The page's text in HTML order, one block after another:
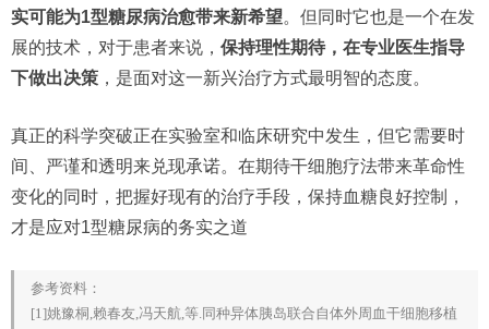
实可能为1型糖尿病治愈带来新希望。但同时它也是一个在发
展的技术，对于患者来说， 保持理性期待，在专业医生指导
下做出决策 ，是面对这一新兴治疗方式最明智的态度。
真正的科学突破正在实验室和临床研究中发生，但它需要时
间、严谨和透明来兑现承诺。在期待干细胞疗法带来革命性
变化的同时，把握好现有的治疗手段，保持血糖良好控制，
才是应对1型糖尿病的务实之道
参考资料：
[1]姚豫桐,赖春友,冯天航,等.同种异体胰岛联合自体外周血干细胞移植